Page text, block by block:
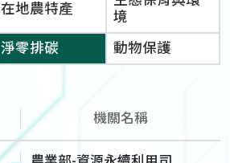
在地農特產
境
淨零排碳 動物保護
機關名稱